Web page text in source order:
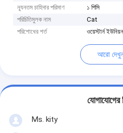
ন্যূনতম চাহিদার পরিমাণ
১ পিসি
পরিচিতিমুলক নাম
Cat
পরিশোধের শর্ত
ওয়েস্টার্ন
আরো
যোগাযোগের
Ms. kity